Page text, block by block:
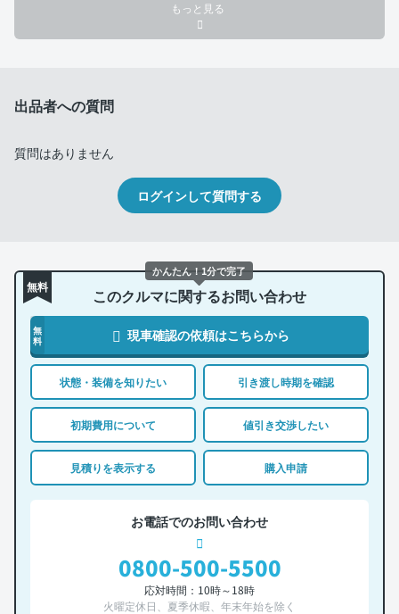
もっと見る
出品者への質問
質問はありません
ログインして質問する
無料 このクルマに関するお問い合わせ
無
料
現車確認の依頼はこちらから
状態・装備を知りたい 引き渡し時期を確認
初期費用について 値引き交渉したい
見積りを表示する 購入申請
お電話でのお問い合わせ
0800-500-5500
応対時間：10時～18時
火曜定休日、夏季休暇、年末年始を除く
かんたん！1分で完了